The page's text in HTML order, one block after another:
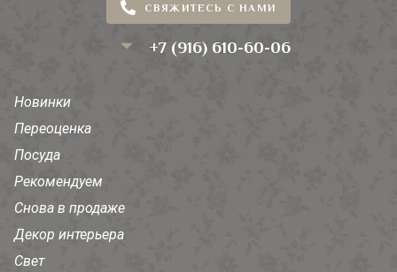
СВЯЖИТЕСЬ С НАМИ
+7 (916) 610-60-06
Новинки
Переоценка
Посуда
Рекомендуем
Снова в продаже
Декор интерьера
Свет